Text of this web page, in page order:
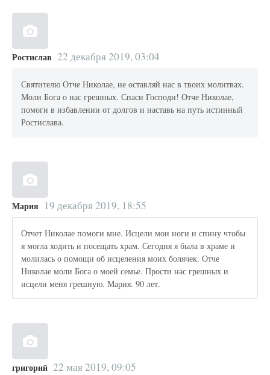
Ростислав 22 декабря 2019, 03:04
Святителю Отче Николае, не оставляй нас в твоих молитвах.
Моли Бога о нас грешных. Спаси Господи! Отче Николае,
помоги в избавлении от долгов и наставь на путь истинный
Ростислава.
Мария 19 декабря 2019, 18:55
Отчет Николае помоги мне. Исцели мои ноги и спину чтобы
я могла ходить и посещать храм. Сегодня я была в храме и
молилась о помощи об исцеления моих болячек. Отче
Николае моли Бога о моей семье. Прости нас грешных и
исцели меня грешную. Мария. 90 лет.
григорий 22 мая 2019, 09:05